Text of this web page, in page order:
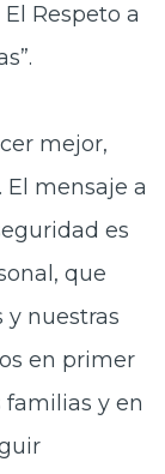
Respeto a
mejor,
mensaje a
es
que
y nuestras
en primer
familias y en